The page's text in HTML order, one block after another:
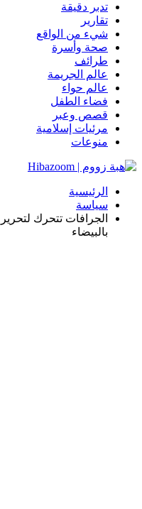
تدبر دقيقة
تقارير
شيء من الواقع
صحة وأسرة
طرائف
عالم الجريمة
عالم حواء
فضاء الطفل
قصص وعبر
مرئيات إسلامية
منوعات
الرئيسية
سياسة
الجرافات تتحرك
بالبيضاء